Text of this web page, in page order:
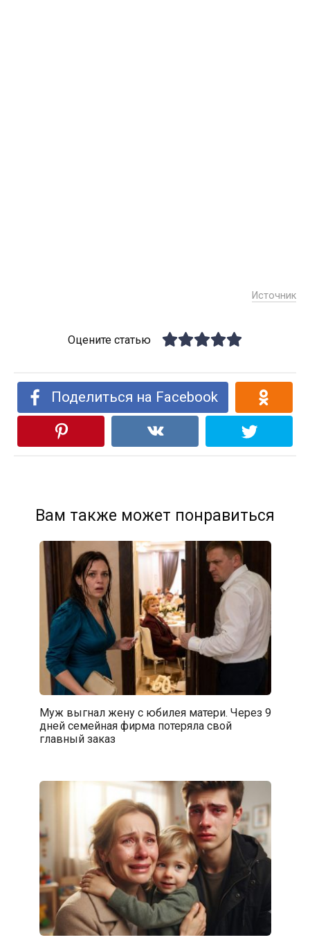
Источник
Оцените статью
Поделиться на Facebook
Вам также может понравиться
Муж выгнал жену с юбилея матери. Через 9
дней семейная фирма потеряла свой
главный заказ